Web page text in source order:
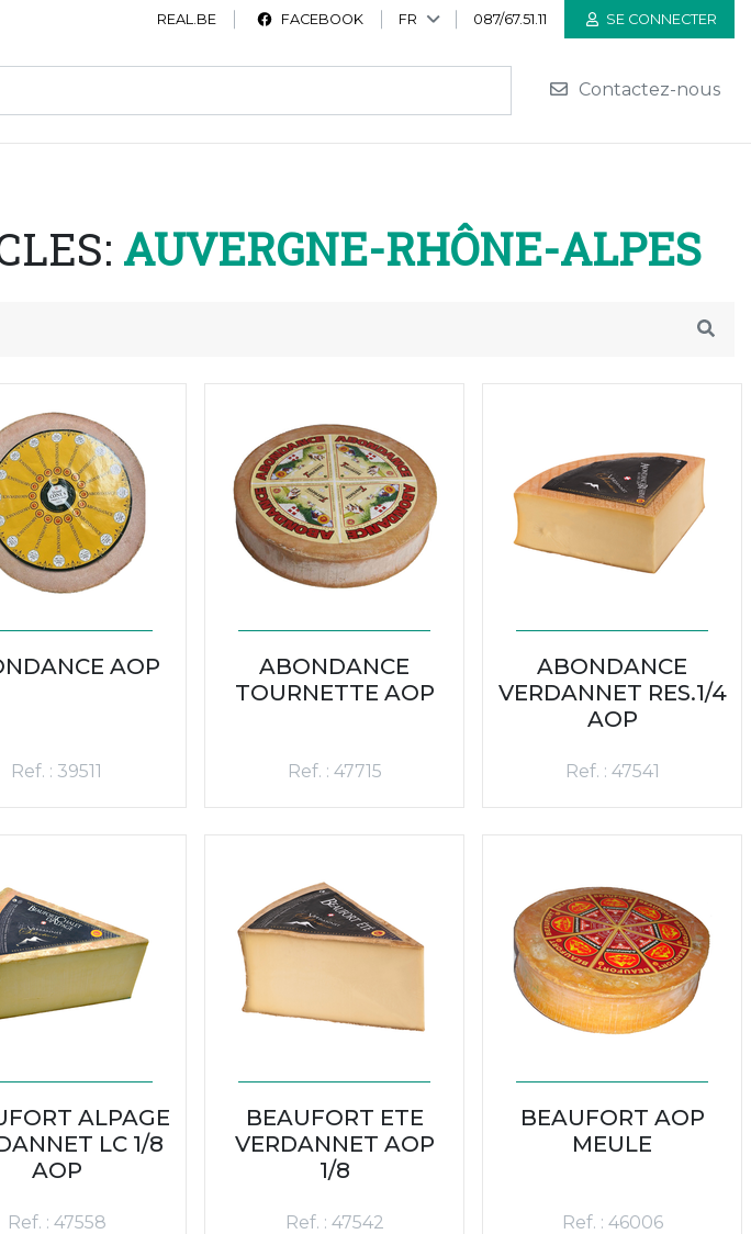
REAL.BE FACEBOOK FR 087/67.51.11 SE CONNECTER
Contactez-nous
AUVERGNE-RHÔNE-ALPES
AOP
Ref. : 39511
ABONDANCE
TOURNETTE AOP
Ref. : 47715
ABONDANCE
VERDANNET RES.1/4
AOP
Ref. : 47541
ALPAGE
LC 1/8
AOP
Ref. : 47558
BEAUFORT ETE
VERDANNET AOP
1/8
Ref. : 47542
BEAUFORT AOP
MEULE
Ref. : 46006